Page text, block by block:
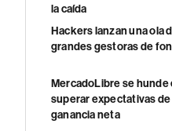
la caída
Hackers lanzan una ola
grandes gestoras de
MercadoLibre se hunde
superar expectativas
ganancia neta